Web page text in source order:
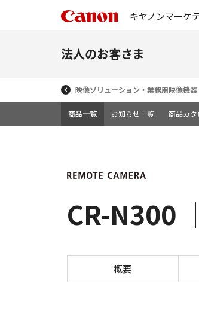
キヤノンマーケ
法人のお客さま
映像ソリューション・業務用映像機器
映画製作機器
商品一覧 お知らせ一覧 商品カ
CR-N300
概要